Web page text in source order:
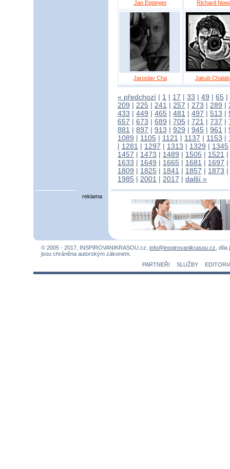
Jan Eppinger Richard
Jaroslav Cha Jakub
« předchozí | 1 | 17 | 33 | 49 | 65 |
209 | 225 | 241 | 257 | 273 | 289 |
433 | 449 | 465 | 481 | 497 | 513 |
657 | 673 | 689 | 705 | 721 | 737 |
881 | 897 | 913 | 929 | 945 | 961 |
1089 | 1105 | 1121 | 1137 | 1153 |
| 1281 | 1297 | 1313 | 1329 | 1345
1457 | 1473 | 1489 | 1505 | 1521 |
1633 | 1649 | 1665 | 1681 | 1697 |
1809 | 1825 | 1841 | 1857 | 1873 |
1985 | 2001 | 2017 | další »
reklama
© 2005 - 2017, INSPIROVANIKRASOU.cz, info@inspirovanikrasou.cz, díla
jsou chráněna autorským zákonem.
PARTNEŘI
SLUŽBY